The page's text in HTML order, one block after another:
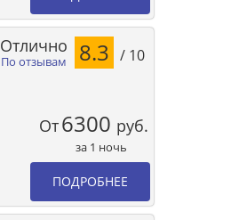
По отзывам
Отлично 8.3 / 10
От6300 руб.
за 1 ночь
ПОДРОБНЕЕ